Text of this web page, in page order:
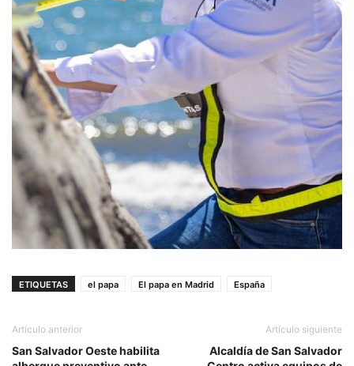
ETIQUETAS el papa El papa en Madrid España
Artículo anterior
San Salvador Oeste habilita
Artículo siguiente
Alcaldía de San Salvador